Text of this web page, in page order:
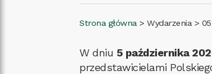
Strona główna >Wydarzenia >
W dniu 5 października
przedstawicielami